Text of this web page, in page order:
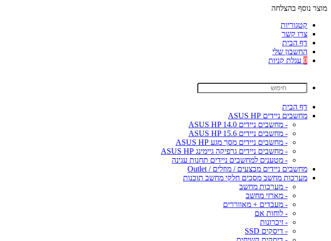
מוצר נוסף בהצלחה
קטגוריות
צרו קשר
דף הבית
החשבון שלי
0 עגלת קניות
דף הבית
מחשבים ניידים ASUS HP
- מחשבים ניידים ASUS HP 14.0
- מחשבים ניידים ASUS HP 15.6
- מחשבים ניידים מסך מגע ASUS HP
- מחשבים ניידים גרפיקה גיימינג ASUS HP
- מטענים למחשבים ניידים תחנות עגינה
מחשבים ניידים מבצעים / מוזלים / Outlet
מערכות מחשב מסכים חלקי מחשב תוכנות
- מערכות מחשב
- מארזי מחשב
- מעבדים + מאווררים
- לוחות אם
- זיכרונות
- דיסקים SSD